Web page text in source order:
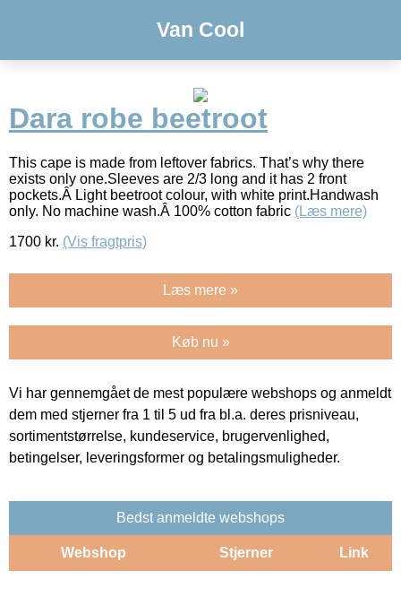
Van Cool
Dara robe beetroot
This cape is made from leftover fabrics. That’s why there
exists only one.Sleeves are 2/3 long and it has 2 front
pockets.Â Light beetroot colour, with white print.Handwash
only. No machine wash.Â 100% cotton fabric (Læs mere)
1700 kr. (Vis fragtpris)
Læs mere »
Køb nu »
Vi har gennemgået de mest populære webshops og anmeldt
dem med stjerner fra 1 til 5 ud fra bl.a. deres prisniveau,
sortimentstørrelse, kundeservice, brugervenlighed,
betingelser, leveringsformer og betalingsmuligheder.
Bedst anmeldte webshops
Webshop Stjerner Link